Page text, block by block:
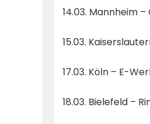
14.03. Mannheim
15.03.
17.03. Köln – E-
18.03. Bielefeld –